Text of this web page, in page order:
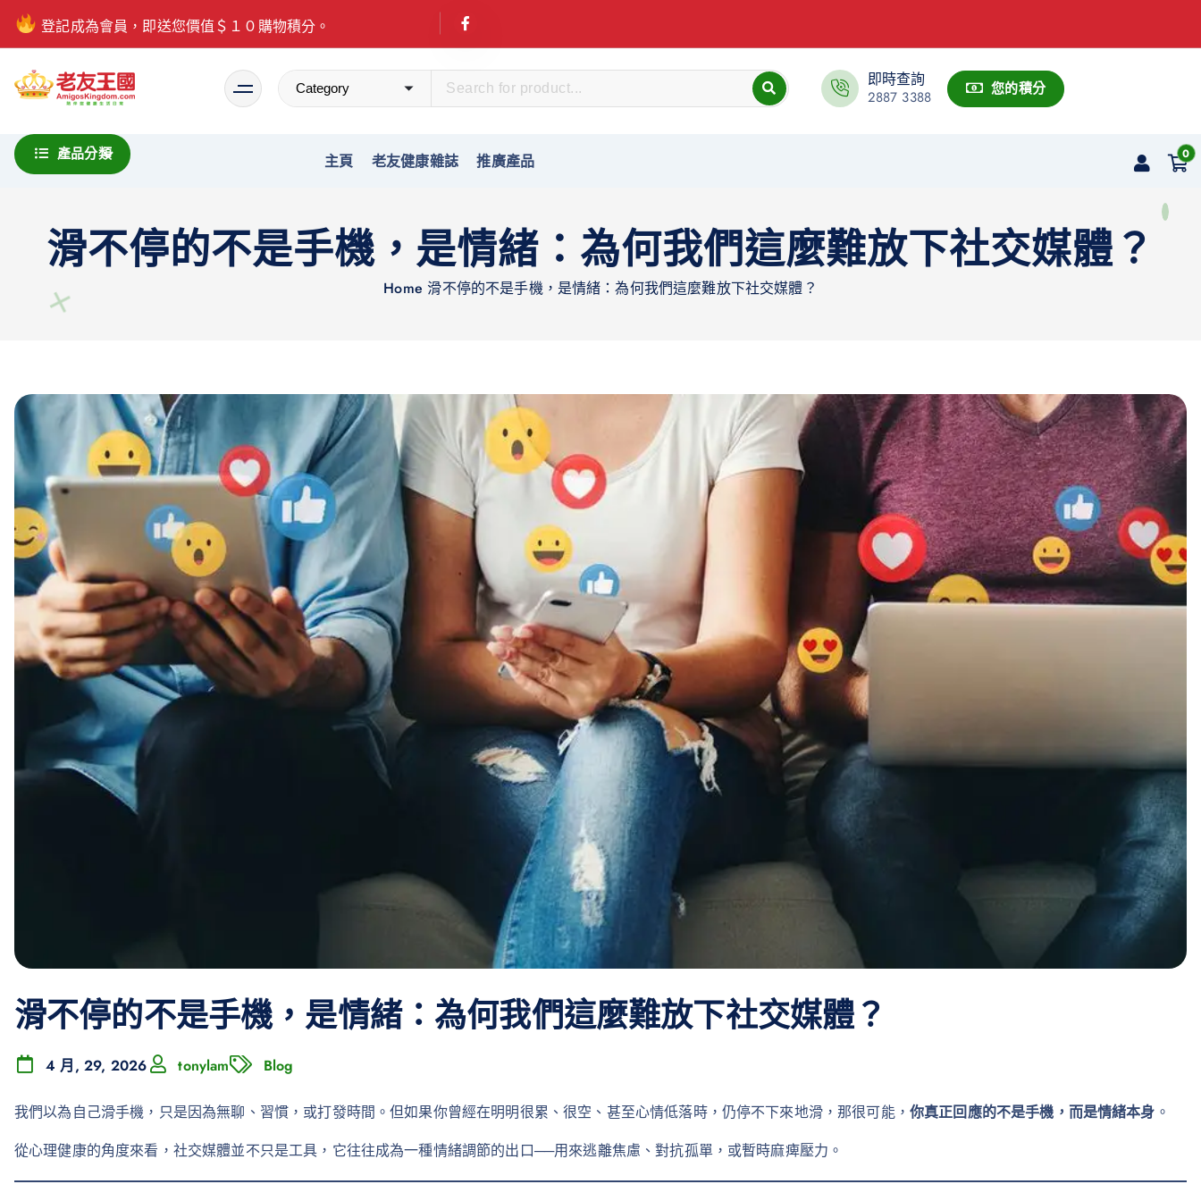
登記成為會員，即送您價值＄１０購物積分。
即時查詢
2887 3388 您的積分
產品分類 主頁 老友健康雜誌 推廣產品 0
滑不停的不是手機，是情緒：為何我們這麼難放下社交媒體？
Home 滑不停的不是手機，是情緒：為何我們這麼難放下社交媒體？
滑不停的不是手機，是情緒：為何我們這麼難放下社交媒體？
4 月, 29, 2026 tonylam Blog
我們以為自己滑手機，只是因為無聊、習慣，或打發時間。但如果你曾經在明明很累、很空、甚至心情低落時，仍停不下來地滑，那很可能， 你真正回應的不是手機，而是情緒本身 。
從心理健康的角度來看，社交媒體並不只是工具，它往往成為一種情緒調節的出口──用來逃離焦慮、對抗孤單，或暫時麻痺壓力。